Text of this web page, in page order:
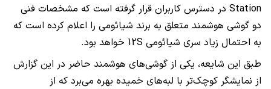
Station در دسترس کاربران قرار گرفته است که مشخصات فنی
دو گوشی هوشمند متعلق به برند شیائومی را اعلام کرده است که
به احتمال زیاد سری شیائومی 12S خواهد بود.
طبق این شایعه، یکی از گوشی‌های هوشمند حاضر در این گزارش
از نمایشگر کوچک‌تر با لبه‌های خمیده بهره می‌برد که از